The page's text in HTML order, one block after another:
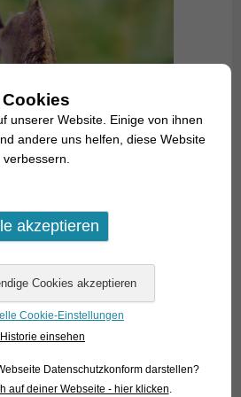
unserer Website. Einige von ihnen
andere uns helfen, diese Website
Cookie-Einstellungen
Historie einsehen
Datenschutzkonform darstellen?
auf deiner Webseite - hier klicken.